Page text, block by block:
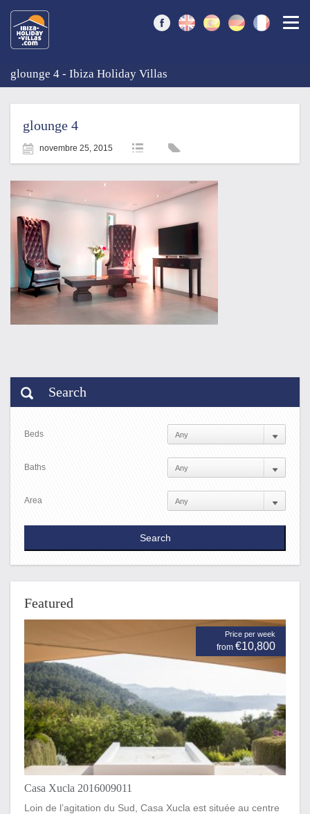
glounge 4 - Ibiza Holiday Villas
glounge 4
novembre 25, 2015
Search
Beds
Baths
Area
Featured
Price per week
from €10,800
Casa Xucla 2016009011
Loin de l’agitation du Sud, Casa Xucla est située au centre